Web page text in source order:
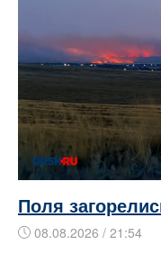
Поля
08.08.2026 / 21:54